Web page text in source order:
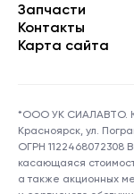
Запчасти
Контакты
Карта сайта
*ООО УК СИАЛАВТО.
Красноярск, ул.
ОГРН 1122468072308
касающаяся
а также акционных